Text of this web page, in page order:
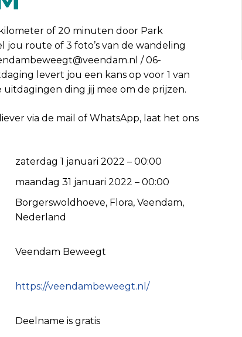
of 20 minuten door Park
jou route of 3 foto’s van de wandeling
/ 06-
levert jou een kans op voor 1 van
uitdagingen ding jij mee om de prijzen.
via de mail of WhatsApp, laat het ons
zaterdag 1 januari 2022 – 00:00
maandag 31 januari 2022 – 00:00
Borgerswoldhoeve, Flora, Veendam,
Nederland
Veendam Beweegt
https://veendambeweegt.nl/
Deelname is gratis